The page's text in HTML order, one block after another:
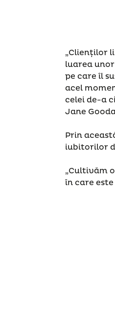
„Clienților
luarea
pe care îl
acel
celei de-a
Jane
Prin
iubitorilor
„Cultivăm
în care